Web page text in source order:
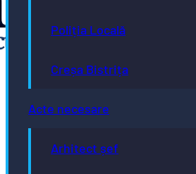
Poliția Locală
Creșa Bistrița
Acte necesare
Arhitect șef
Această pagină web este cofinanțată
Programul Operațional
www.poca.ro Pentru informații
cofinanțate de Uniunea Europeană,